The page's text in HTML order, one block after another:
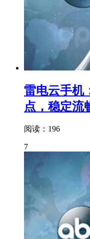
雷电云手机
点，稳定流
阅读：196
7